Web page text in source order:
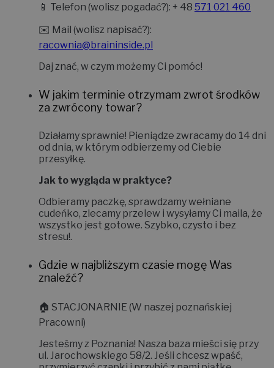
📱 Telefon (wolisz pogadać?): + 48 571 021 460
✉️ Mail (wolisz napisać?):
racownia@braininside.pl
Daj znać, w czym możemy Ci pomóc!
W jakim terminie otrzymam zwrot środków
za zwrócony towar?
Działamy sprawnie! Pieniądze zwracamy do 14 dni
od dnia, w którym odbierzemy od Ciebie
przesyłkę.
Jak to wygląda w praktyce?
Odbieramy paczkę, sprawdzamy wełniane
cudeńko, zlecamy przelew i wysyłamy Ci maila, że
wszystko jest gotowe. Szybko, czysto i bez
stresu!.
Gdzie w najbliższym czasie mogę Was
znaleźć?
🏠 STACJONARNIE (W naszej poznańskiej
Pracowni)
Jesteśmy z Poznania! Nasza baza mieści się przy
ul. Jarochowskiego 58/2. Jeśli chcesz wpaść,